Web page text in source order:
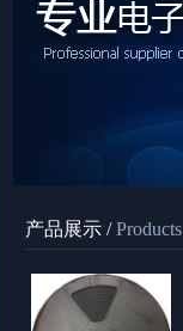
产品展示 /Products